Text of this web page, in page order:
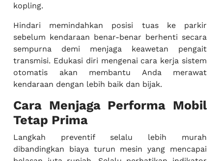
kopling.
Hindari memindahkan posisi tuas ke parkir
sebelum kendaraan benar-benar berhenti secara
sempurna demi menjaga keawetan pengait
transmisi. Edukasi diri mengenai cara kerja sistem
otomatis akan membantu Anda merawat
kendaraan dengan lebih baik dan bijak.
Cara Menjaga Performa Mobil
Tetap Prima
Langkah preventif selalu lebih murah
dibandingkan biaya turun mesin yang mencapai